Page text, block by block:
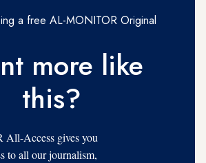
a free AL-MONITOR Original
more like
this?
Access gives you
to all our journalism,